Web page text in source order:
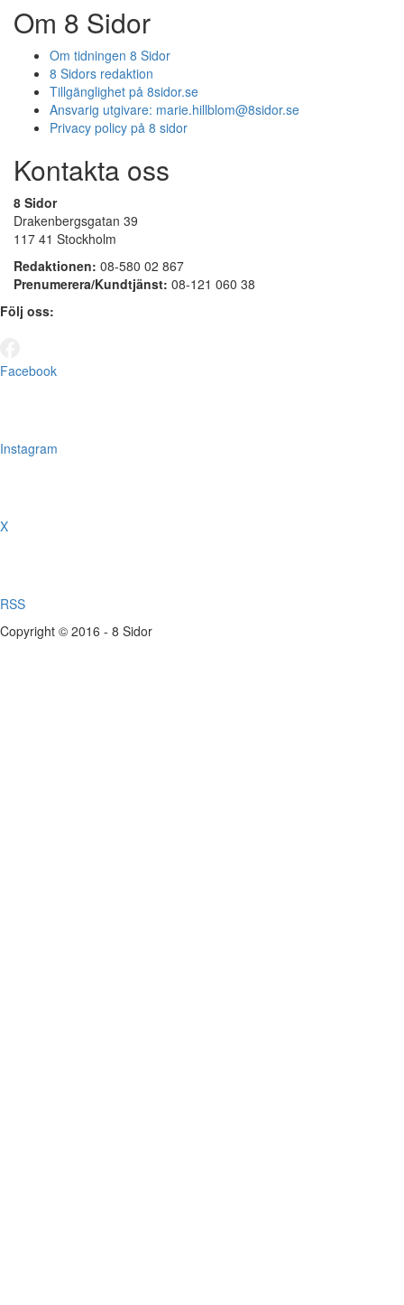
Om 8 Sidor
Om tidningen 8 Sidor
8 Sidors redaktion
Tillgänglighet på 8sidor.se
Ansvarig utgivare: marie.hillblom@8sidor.se
Privacy policy på 8 sidor
Kontakta oss
8 Sidor
Drakenbergsgatan 39
117 41 Stockholm
Redaktionen: 08-580 02 867
Prenumerera/Kundtjänst: 08-121 060 38
Följ oss:
Facebook
Instagram
X
RSS
Copyright © 2016 - 8 Sidor